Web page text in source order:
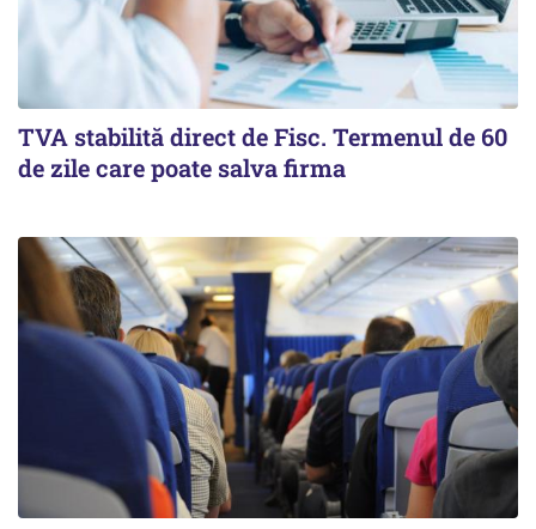
TVA stabilită direct de Fisc. Termenul de 60
de zile care poate salva firma